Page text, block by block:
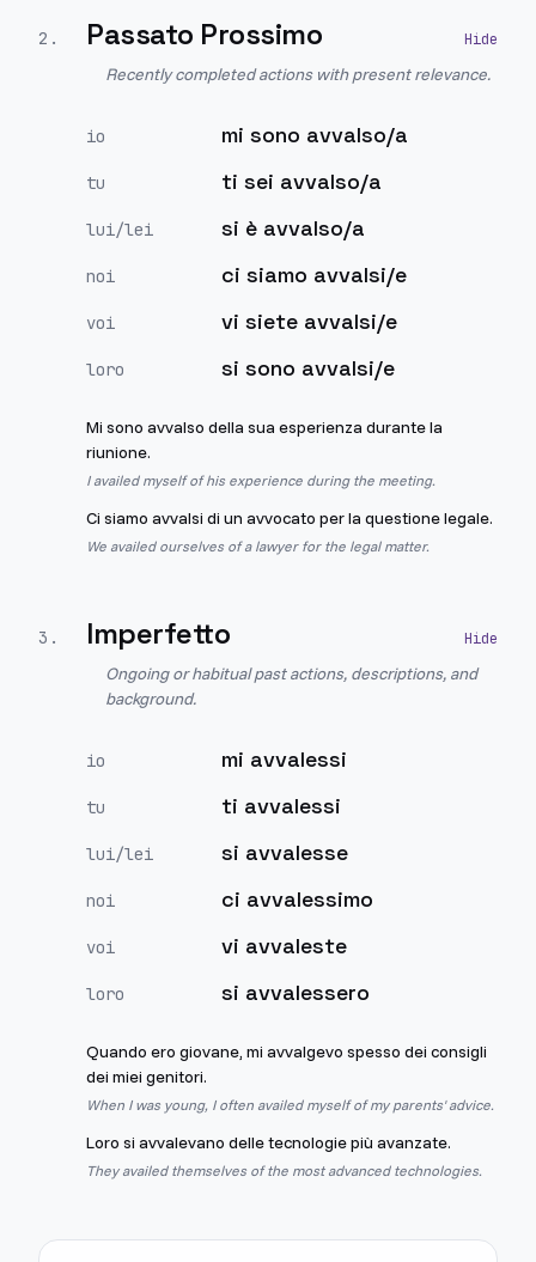
2 . Passato Prossimo
Recently completed actions with present relevance.
io mi sono avvalso/a
tu ti sei avvalso/a
lui/lei si è avvalso/a
noi ci siamo avvalsi/e
voi vi siete avvalsi/e
loro si sono avvalsi/e
Mi sono avvalso della sua esperienza durante la
riunione.
I availed myself of his experience during the meeting.
Ci siamo avvalsi di un avvocato per la questione legale.
We availed ourselves of a lawyer for the legal matter.
3 . Imperfetto
Ongoing or habitual past actions, descriptions, and
background.
io mi avvalessi
tu ti avvalessi
lui/lei si avvalesse
noi ci avvalessimo
voi vi avvaleste
loro si avvalessero
Quando ero giovane, mi avvalgevo spesso dei consigli
dei miei genitori.
When I was young, I often availed myself of my parents' advice.
Loro si avvalevano delle tecnologie più avanzate.
They availed themselves of the most advanced technologies.